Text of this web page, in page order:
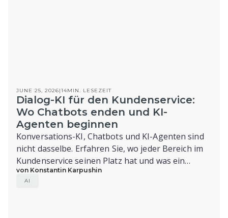
JUNE 25, 2026|14MIN. LESEZEIT
Dialog-KI für den Kundenservice:
Wo Chatbots enden und KI-
Agenten beginnen
Konversations-KI, Chatbots und KI-Agenten sind
nicht dasselbe. Erfahren Sie, wo jeder Bereich im
Kundenservice seinen Platz hat und was ein
System von der Reaktion zur Lösung bringt.
von Konstantin Karpushin
AI